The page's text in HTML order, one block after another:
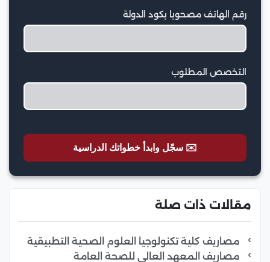
رقم الهاتف مصحوبا بكود الدولة
التخصص المطلوب
✉️ سجّل وابدأ خطواتك الدراسية
مقالات ذات صلة
مصاريف كلية تكنولوجيا العلوم الصحية التطبيقية
مصاريف المعهد العالي للصحة العامة